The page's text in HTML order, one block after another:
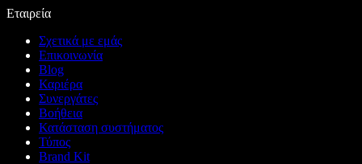
Εταιρεία
Σχετικά με εμάς
Επικοινωνία
Blog
Καριέρα
Συνεργάτες
Βοήθεια
Κατάσταση συστήματος
Τύπος
Brand Kit